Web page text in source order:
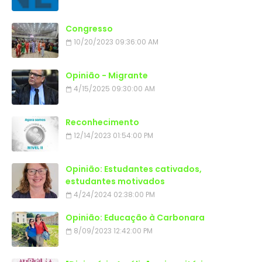
Congresso
10/20/2023 09:36:00 AM
Opinião - Migrante
4/15/2025 09:30:00 AM
Reconhecimento
12/14/2023 01:54:00 PM
Opinião: Estudantes cativados,
estudantes motivados
4/24/2024 02:38:00 PM
Opinião: Educação à Carbonara
8/09/2023 12:42:00 PM